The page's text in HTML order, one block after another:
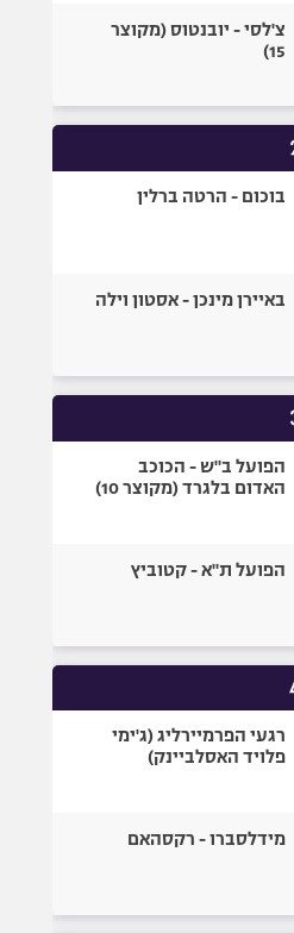
אופניים
כדורמים
פוטבול אמריקאי NFL
צ'לסי - יובנטוס (מקוצר
15)
בוכום - הרטה ברלין
באיירן מינכן - אסטון וילה
הפועל ב"ש - הכוכב
האדום בלגרד (מקוצר 10)
הפועל ת"א - קטוביץ
רגעי הפרמיירליג (ג'ימי
פלויד האסלביינק)
מידלסברו - רקסהאם